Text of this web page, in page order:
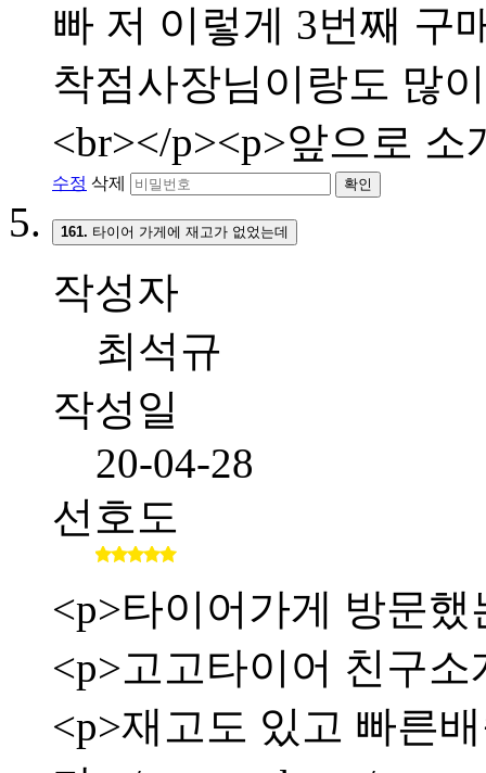
빠 저 이렇게 3번째 구
착점사장님이랑도 많
<br></p><p>앞으로
수정 삭제 확인
161. 타이어 가게에 재고가 없었는데
작성자
최석규
작성일
20-04-28
선호도
<p>타이어가게 방문
<p>고고타이어 친구
<p>재고도 있고 빠른